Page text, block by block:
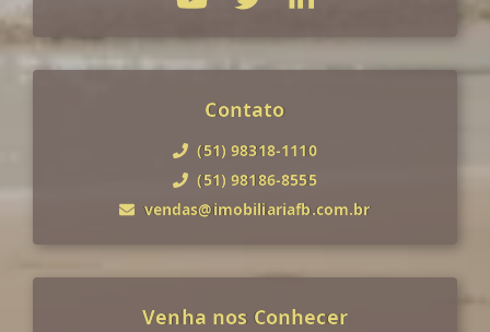
Contato
(51) 98318-1110
(51) 98186-8555
vendas@imobiliariafb.com.br
Venha nos Conhecer